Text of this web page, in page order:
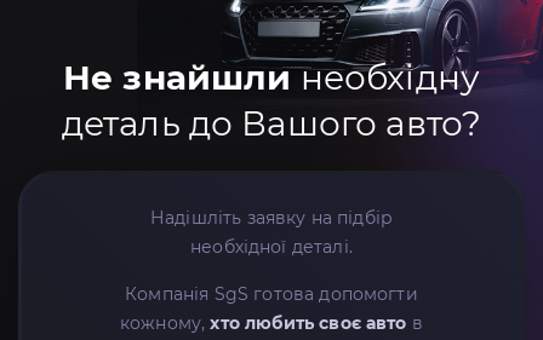
Не знайшлинеобхідну
деталь до Вашого авто?
Надішліть заявку на підбір
необхідної деталі.
Компанія SgS готова допомогти
кожному,хто любить своє авто в